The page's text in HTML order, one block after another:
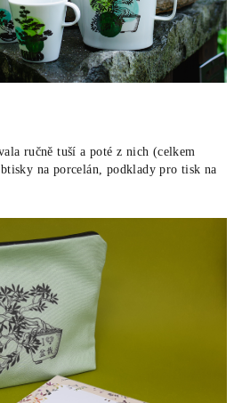
ručně tuší a poté z nich (celkem
na porcelán, podklady pro tisk na